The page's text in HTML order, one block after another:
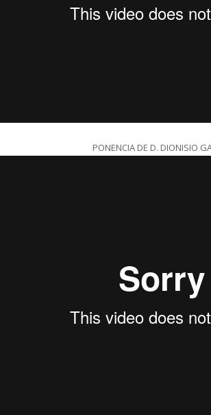
PONENCIA DE D. DIONISIO